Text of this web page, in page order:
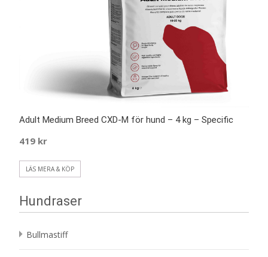
Adult Medium Breed CXD-M för hund – 4 kg – Specific
419 kr
LÄS MERA & KÖP
Hundraser
Bullmastiff